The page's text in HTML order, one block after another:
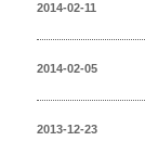
2014-02-11
2014-02-05
2013-12-23